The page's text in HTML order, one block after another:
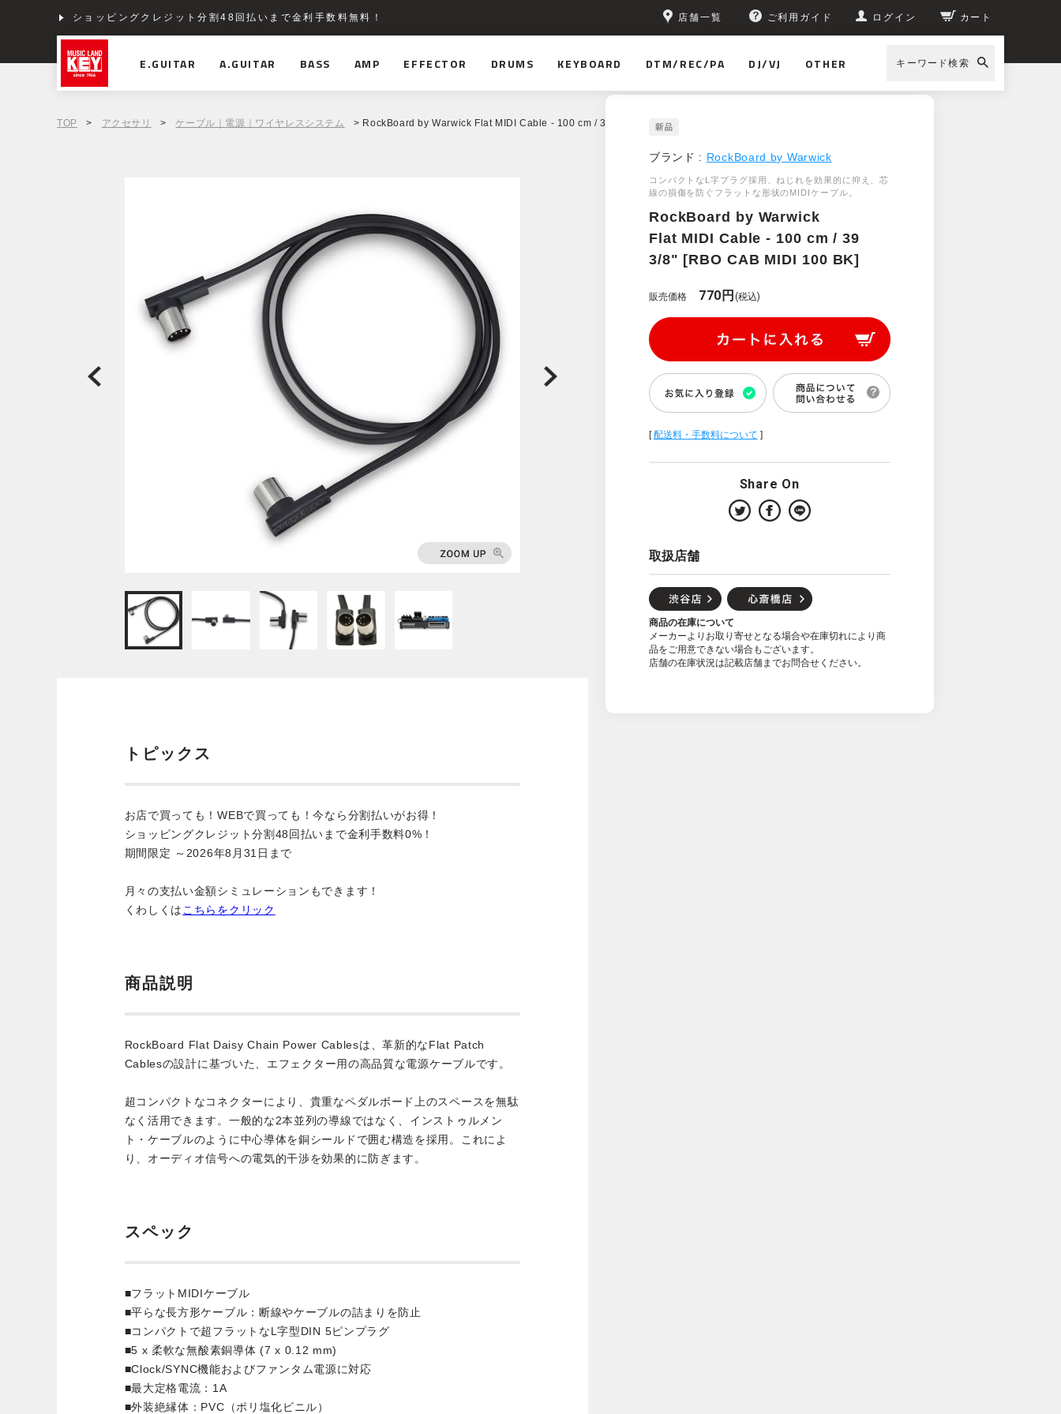
ショッピングクレジット分割48回払いまで金利手数料無料！ 店舗一覧 ご利用ガイド ログイン カート
E.GUITAR A.GUITAR BASS AMP EFFECTOR DRUMS KEYBOARD DTM/REC/PA DJ/VJ OTHER キーワード検索
TOP > アクセサリ > ケーブル｜電源｜ワイヤレスシステム > RockBoard by Warwick Flat MIDI Cable - 100 cm / 39 3/8" [RBO CAB MIDI 100 BK]
ブランド : RockBoard by Warwick
コンパクトなL字プラグ採用、ねじれを効果的に抑え、芯
線の損傷を防ぐフラットな形状のMIDIケーブル。
RockBoard by Warwick
Flat MIDI Cable - 100 cm / 39
3/8" [RBO CAB MIDI 100 BK]
販売価格 770円(税込)
[配送料・手数料について ]
Share On
取扱店舗
商品の在庫について
メーカーよりお取り寄せとなる場合や在庫切れにより商
品をご用意できない場合もございます。
店舗の在庫状況は記載店舗までお問合せください。
トピックス
お店で買っても！WEBで買っても！今なら分割払いがお得！
ショッピングクレジット分割48回払いまで金利手数料0%！
期間限定 ～2026年8月31日まで
月々の支払い金額シミュレーションもできます！
くわしくは こちらをクリック
商品説明
RockBoard Flat Daisy Chain Power Cablesは、革新的なFlat Patch
Cablesの設計に基づいた、エフェクター用の高品質な電源ケーブルです。
超コンパクトなコネクターにより、貴重なペダルボード上のスペースを無駄
なく活用できます。一般的な2本並列の導線ではなく、インストゥルメン
ト・ケーブルのように中心導体を銅シールドで囲む構造を採用。これによ
り、オーディオ信号への電気的干渉を効果的に防ぎます。
スペック
■フラットMIDIケーブル
■平らな長方形ケーブル：断線やケーブルの詰まりを防止
■コンパクトで超フラットなL字型DIN 5ピンプラグ
■5 x 柔軟な無酸素銅導体 (7 x 0.12 mm)
■Clock/SYNC機能およびファンタム電源に対応
■最大定格電流：1A
■外装絶縁体：PVC（ポリ塩化ビニル）